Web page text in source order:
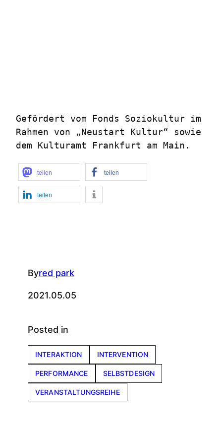
Gefördert vom Fonds Soziokultur im
Rahmen von „Neustart Kultur“ sowie
dem Kulturamt Frankfurt am Main.
teilen teilen
teilen
Byred park
2021.05.05
Posted in
INTERAKTION INTERVENTION
PERFORMANCE SELBSTDESIGN
VERANSTALTUNGSREIHE